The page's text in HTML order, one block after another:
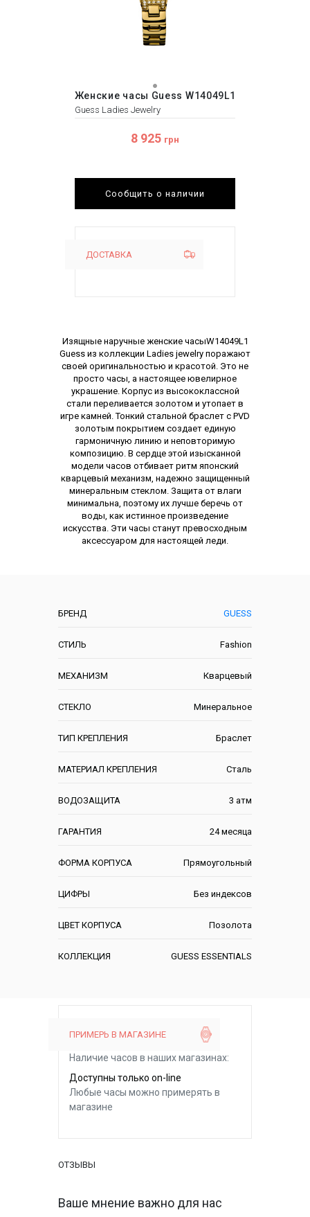
Женские часы Guess W14049L1
Guess Ladies Jewelry
8 925 грн
Сообщить о наличии
ДОСТАВКА
БРЕНД GUESS
СТИЛЬ Fashion
МЕХАНИЗМ Кварцевый
СТЕКЛО Минеральное
ТИП КРЕПЛЕНИЯ Браслет
МАТЕРИАЛ КРЕПЛЕНИЯ Сталь
ВОДОЗАЩИТА 3 атм
ГАРАНТИЯ 24 месяца
ФОРМА КОРПУСА Прямоугольный
ЦИФРЫ Без индексов
ЦВЕТ КОРПУСА Позолота
КОЛЛЕКЦИЯ GUESS ESSENTIALS
Описание
Изящные наручные женские часыW14049L1
Guess из коллекции Ladies jewelry поражают
своей оригинальностью и красотой. Это не
просто часы, а настоящее ювелирное
украшение. Корпус из высококласcной
стали переливается золотом и утопает в
игре камней. Тонкий стальной браслет с PVD
золотым покрытием создает единую
гармоничную линию и неповторимую
композицию. В сердце этой изысканной
модели часов отбивает ритм японский
кварцевый механизм, надежно защищенный
минеральным стеклом. Защита от влаги
минимальна, поэтому их лучше беречь от
воды, как истинное произведение
искусства. Эти часы станут превосходным
аксессуаром для настоящей леди.
ПРИМЕРЬ В МАГАЗИНЕ
Наличие часов в наших магазинах:
Доступны только on-line
Любые часы можно примерять в
магазине
ОТЗЫВЫ
Ваше мнение важно для нас